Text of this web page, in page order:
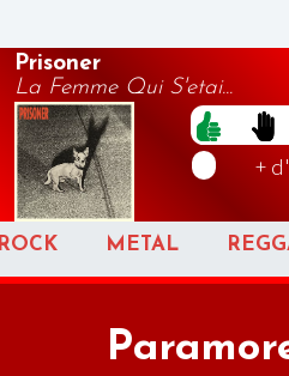
Prisoner
La Femme Qui S'etai...
+
ROCK METAL